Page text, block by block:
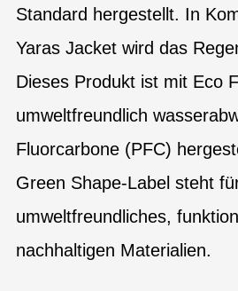
Standard hergestellt. In
Yaras Jacket wird das
Dieses Produkt ist mit Eco
umweltfreundlich
Fluorcarbone (PFC)
Green Shape-Label steht
umweltfreundliches,
nachhaltigen Materialien.